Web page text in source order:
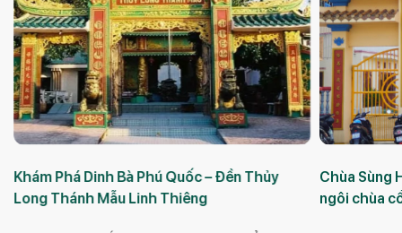
– Đền Thủy
Chùa Sùng Hưng (Chùa Phật) – Tham
ngôi chùa cổ nhất Phú Quốc